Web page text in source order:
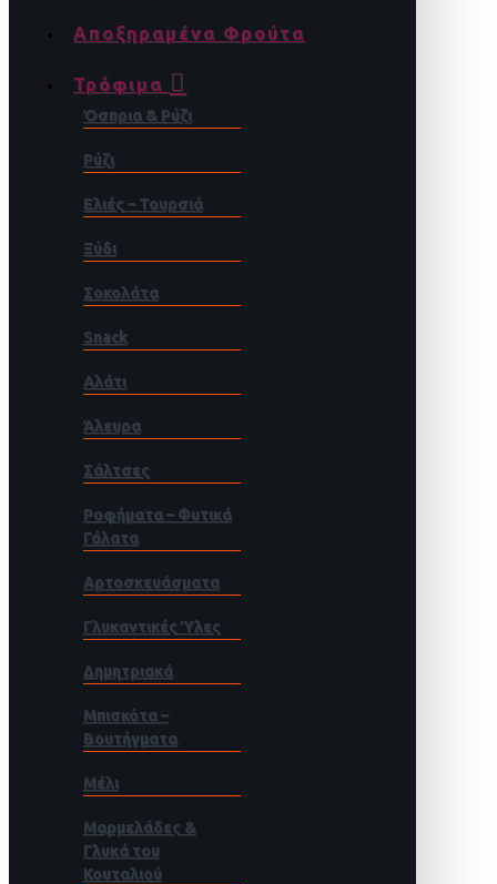
Αποξηραμένα Φρούτα
Τρόφιμα
Όσπρια & Ρύζι
Ρύζι
Ελιές – Τουρσιά
Ξύδι
Σοκολάτα
Snack
Αλάτι
Άλευρα
Σάλτσες
Ροφήματα – Φυτικά
Γάλατα
Αρτοσκευάσματα
Γλυκαντικές Ύλες
Δημητριακά
Μπισκότα –
Βουτήγματα
Μέλι
Μαρμελάδες &
Γλυκά του
Κουταλιού